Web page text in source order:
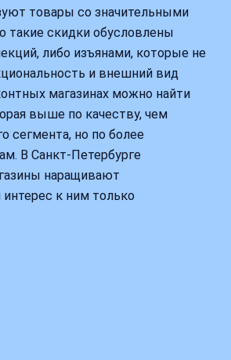
товары со значительными
такие скидки обусловлены
либо изъянами, которые не
и внешний вид
магазинах можно найти
выше по качеству, чем
сегмента, но по более
В Санкт-Петербурге
наращивают
интерес к ним только